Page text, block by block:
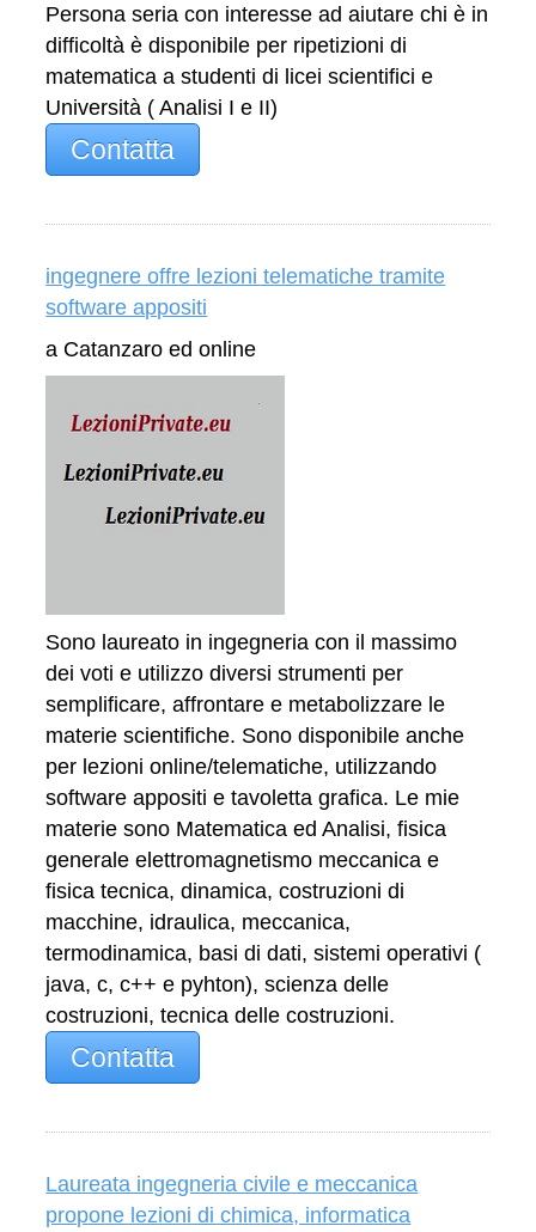
Persona seria con interesse ad aiutare chi è in
difficoltà è disponibile per ripetizioni di
matematica a studenti di licei scientifici e
Università ( Analisi I e II)
Contatta
ingegnere offre lezioni telematiche tramite
software appositi
a Catanzaro ed online
Sono laureato in ingegneria con il massimo
dei voti e utilizzo diversi strumenti per
semplificare, affrontare e metabolizzare le
materie scientifiche. Sono disponibile anche
per lezioni online/telematiche, utilizzando
software appositi e tavoletta grafica. Le mie
materie sono Matematica ed Analisi, fisica
generale elettromagnetismo meccanica e
fisica tecnica, dinamica, costruzioni di
macchine, idraulica, meccanica,
termodinamica, basi di dati, sistemi operativi (
java, c, c++ e pyhton), scienza delle
costruzioni, tecnica delle costruzioni.
Contatta
Laureata ingegneria civile e meccanica
propone lezioni di chimica, informatica